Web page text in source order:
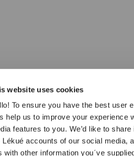
website uses cookies
To ensure you have the best user
help us to improve your experience
features to you. We’d like to
Lékué accounts of our social media,
with other information you´ve
affichés en EUR, TVA